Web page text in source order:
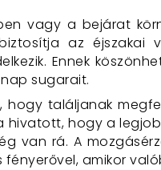
vagy a bejárat
az éjszakai
Ennek
sugarait.
hogy találjanak
hivatott, hogy a
van rá. A
amikor